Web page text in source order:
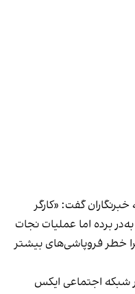
گفت: «کارگر
برده اما عملیات نجات
خطر فروپاشی‌های بیشتر
در شبکه اجتماعی ایکس